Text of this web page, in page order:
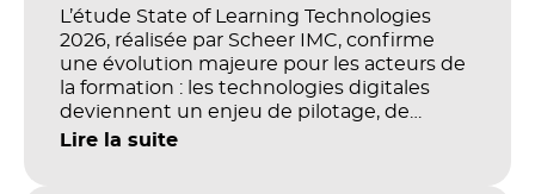
L’étude State of Learning Technologies
2026, réalisée par Scheer IMC, confirme
une évolution majeure pour les acteurs de
la formation : les technologies digitales
deviennent un enjeu de pilotage, de
performance et de preuve de valeur. IA,
Lire la suite